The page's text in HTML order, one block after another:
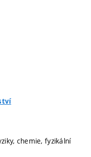
chemie, fyzikální